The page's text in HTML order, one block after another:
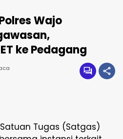
Wajo
ke Pedagang
Tugas (Satgas)